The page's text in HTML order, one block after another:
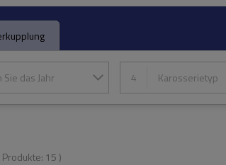
Sie das Jahr 4 Karosserietyp
15 )